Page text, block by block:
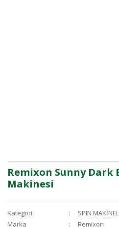
Remixon Sunny Dark
Makinesi
Kategori
SPIN
Marka
Remixon